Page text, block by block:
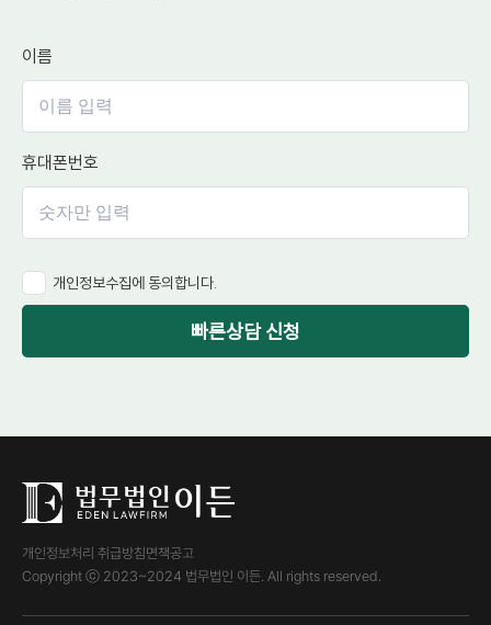
이름
휴대폰번호
개인정보수집에 동의합니다.
빠른상담 신청
개인정보처리 취급방침면책공고
Copyright ⓒ 2023~2024 법무법인 이든. All rights reserved.